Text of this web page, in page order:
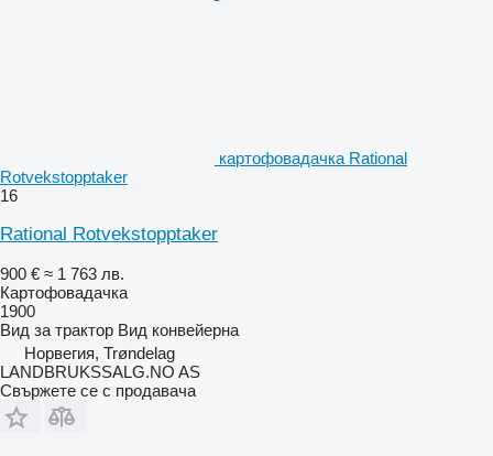
картофовадачка Rational
Rotvekstopptaker
16
Rational Rotvekstopptaker
900 € ≈ 1 763 лв.
Картофовадачка
1900
Вид за трактор Вид конвейерна
Норвегия, Trøndelag
LANDBRUKSSALG.NO AS
Свържете се с продавача